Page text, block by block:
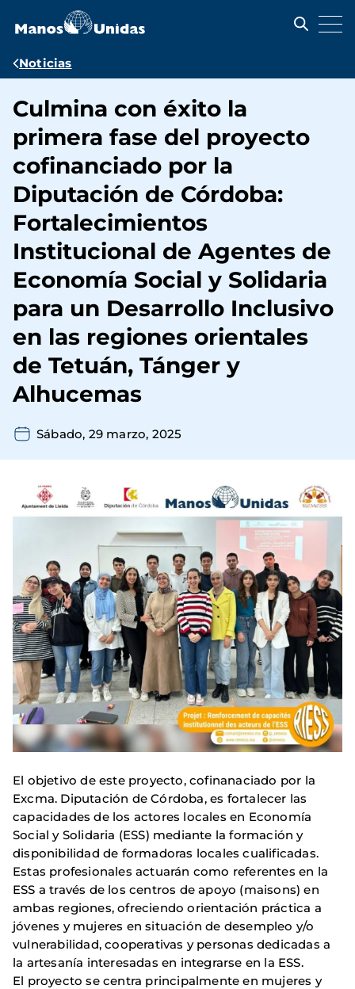
contenido
Ruta
navegación
Noticias
Culmina con éxito la
primera fase del proyecto
cofinanciado por la
Diputación de Córdoba:
Fortalecimientos
Institucional de Agentes de
Economía Social y Solidaria
para un Desarrollo Inclusivo
en las regiones orientales
de Tetuán, Tánger y
Alhucemas
Sábado, 29 marzo, 2025
El objetivo de este proyecto, cofinanaciado por la
Excma. Diputación de Córdoba, es fortalecer las
capacidades de los actores locales en Economía
Social y Solidaria (ESS) mediante la formación y
disponibilidad de formadoras locales cualificadas.
Estas profesionales actuarán como referentes en la
ESS a través de los centros de apoyo (maisons) en
ambas regiones, ofreciendo orientación práctica a
jóvenes y mujeres en situación de desempleo y/o
vulnerabilidad, cooperativas y personas dedicadas a
la artesanía interesadas en integrarse en la ESS.
El proyecto se centra principalmente en mujeres y